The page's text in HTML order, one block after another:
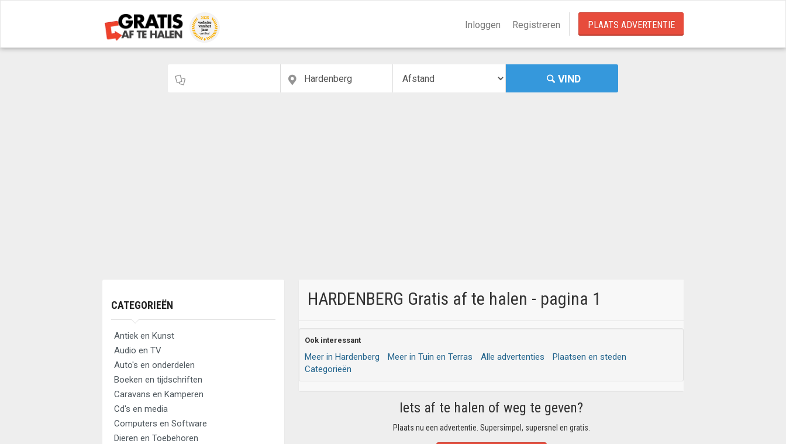
Inloggen Registreren PLAATS ADVERTENTIE
VIND
CATEGORIEËN
Antiek en Kunst
Audio en TV
Auto's en onderdelen
Boeken en tijdschriften
Caravans en Kamperen
Cd's en media
Computers en Software
Dieren en Toebehoren
HARDENBERG Gratis af te halen - pagina 1
Ook interessant
Meer in Hardenberg Meer in Tuin en Terras Alle advertenties
Plaatsen en steden
Categorieën
Iets af te halen of weg te geven?
Plaats nu een advertentie. Supersimpel, supersnel en gratis.